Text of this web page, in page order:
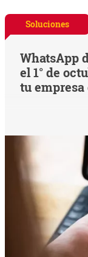
Soluciones
WhatsApp
el 1° de
tu empresa